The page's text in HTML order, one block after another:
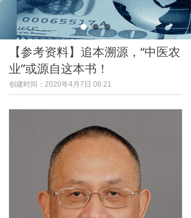
【参考资料】追本溯源，“中医农
业”或源自这本书！
创建时间： 2020年4月7日 08:21